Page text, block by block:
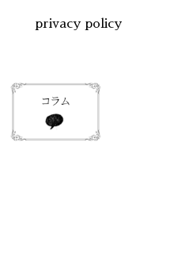
privacy policy